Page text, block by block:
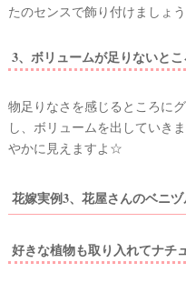
たのセンスで飾り付けましょう
3、ボリュームが足りないと
物足りなさを感じるところに
し、ボリュームを出していき
やかに見えますよ☆
花嫁実例3、花屋さんのベニ
好きな植物も取り入れてナチ